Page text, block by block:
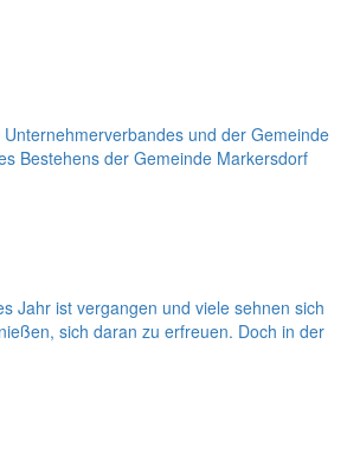
und der Gemeinde
Bestehens der Gemeinde Markersdorf
Jahr ist vergangen und viele sehnen sich
sich daran zu erfreuen. Doch in der